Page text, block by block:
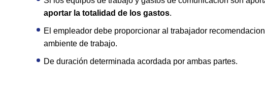
aportar la totalidad de los gastos.
El empleador debe proporcionar al trabajador
ambiente de trabajo.
De duración determinada acordada por ambas partes.